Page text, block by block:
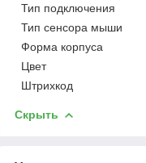
Тип подключения
Тип сенсора мыши
Форма корпуса
Цвет
Штрихкод
Скрыть